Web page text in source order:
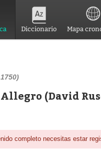
Diccionario Mapa
Allegro (David
completo necesitas estar